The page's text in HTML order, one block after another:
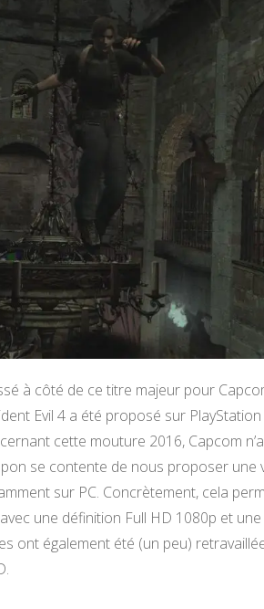
à côté de ce titre majeur pour
Evil 4 a été proposé sur
cette mouture 2016, Capcom
se contente de nous proposer une
sur PC. Concrètement, cela
une définition Full HD 1080p et
ont également été (un peu)